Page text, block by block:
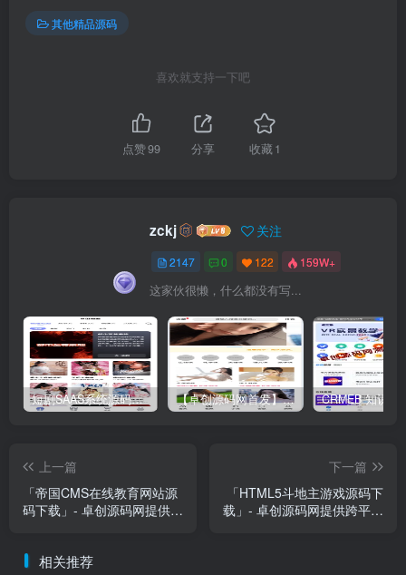
其他精品源码
喜欢就支持一下吧
点赞99 分享 收藏1
zckj 关注
2147 0 122 159W+
这家伙很懒，什么都没有写...
短剧SAAS系统源码｜多端分销+云存储+多租户架构 【卓创源码网首发】全开源视频打赏系统源码｜双模板+代理分站+易支付对接｜API全面修复｜站长盈利利器！​
上一篇
「帝国CMS在线教育网站源
码下载」- 卓创源码网提供自
下一篇
「HTML5斗地主游戏源码下
载」- 卓创源码网提供跨平台
相关推荐